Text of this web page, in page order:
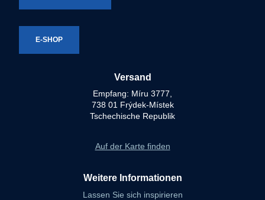
E-SHOP
Versand
Empfang: Míru 3777,
738 01 Frýdek-Místek
Tschechische Republik
Auf der Karte finden
Weitere Informationen
Lassen Sie sich inspirieren